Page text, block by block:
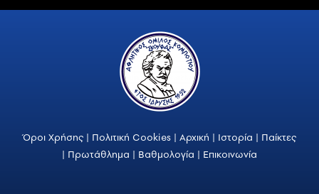
Όροι Χρήσης | Πολιτική Cookies | Αρχική | Ιστορία | Παίκτες
| Πρωτάθλημα | Βαθμολογία | Επικοινωνία